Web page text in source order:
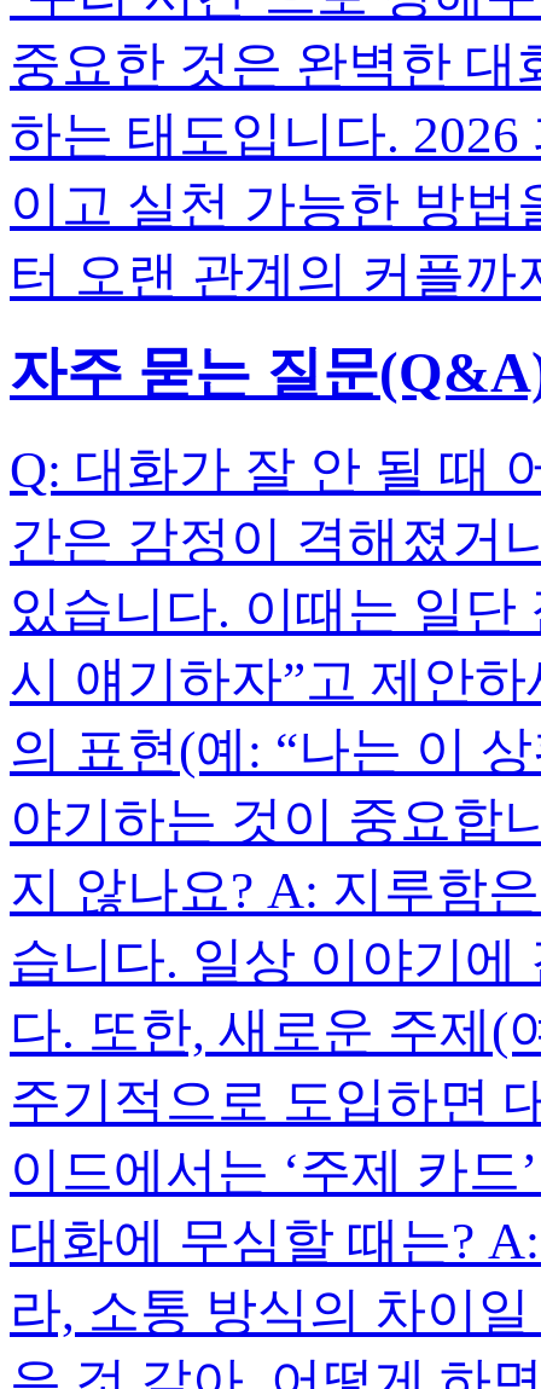
중요한 것은 완벽한
하는 태도입니다.
이고 실천 가능한 방
터 오랜 관계의 커플
자주 묻는 질문
Q: 대화가 잘 안 될 때
간은 감정이 격해졌거
있습니다. 이때는 일단
시 얘기하자”고 제안
의 표현(예: “나는 이
야기하는 것이 중요합
지 않나요? A: 지루함
습니다. 일상 이야기
다. 또한, 새로운 주제(
주기적으로 도입하면
이드에서는 ‘주제 카
대화에 무심할 때는?
라, 소통 방식의 차이